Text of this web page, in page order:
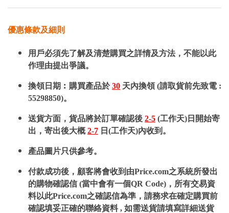
優惠條款及細則
用戶必須先了解及清楚購買之詳情及方法，不能以此
作理由提出爭議。
換領日期︰購買產品於30 天內換領 (請取貨前先致電 :
55298850)。
送貨方面，貨品將於訂單確認後 2-5 (工作天)日開始寄
出，寄出後大概2-7 日(工作天)內收到。
產品圖片只供參考。
付款成功後，顧客將會收到由Price.com之系統所發出
的購物確認信 (當中會有一個QR Code)，所有交易資
料以此Price.com之確認信為準，請務求在確定購買前
確認填妥正確的聯絡資料 , 如需送貨請填寫詳細送貨